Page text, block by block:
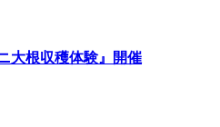
大根収穫体験』開催